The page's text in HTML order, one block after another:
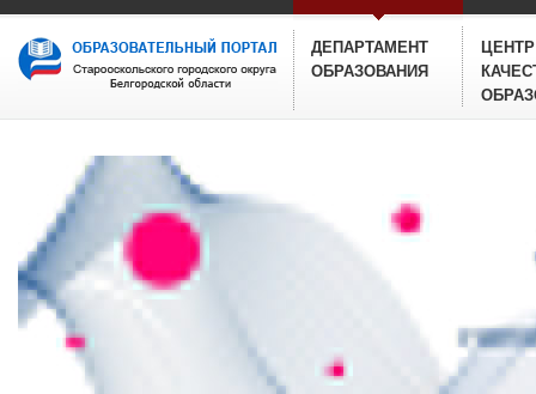
ДЕПАРТАМЕНТ
ОБРАЗОВАНИЯ